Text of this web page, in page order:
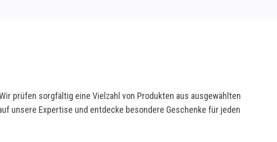
prüfen sorgfältig eine Vielzahl von Produkten aus ausgewählten
unsere Expertise und entdecke besondere Geschenke für jeden